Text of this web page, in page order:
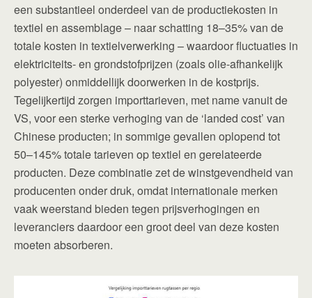
een substantieel onderdeel van de productiekosten in
textiel en assemblage – naar schatting 18–35% van de
totale kosten in textielverwerking – waardoor fluctuaties in
elektriciteits- en grondstofprijzen (zoals olie-afhankelijk
polyester) onmiddellijk doorwerken in de kostprijs.
Tegelijkertijd zorgen importtarieven, met name vanuit de
VS, voor een sterke verhoging van de ‘landed cost’ van
Chinese producten; in sommige gevallen oplopend tot
50–145% totale tarieven op textiel en gerelateerde
producten. Deze combinatie zet de winstgevendheid van
producenten onder druk, omdat internationale merken
vaak weerstand bieden tegen prijsverhogingen en
leveranciers daardoor een groot deel van deze kosten
moeten absorberen.